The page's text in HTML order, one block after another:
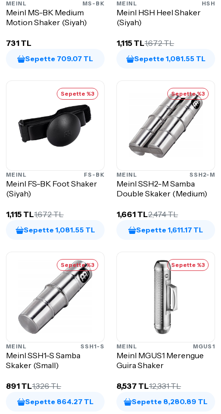
MEINL MS-BK
Meinl MS-BK Medium
Motion Shaker (Siyah)
731 TL
Sepette 709.07 TL
MEINL HSH
Meinl HSH Heel Shaker
(Siyah)
1,115 TL1,672 TL
Sepette 1,081.55 TL
Sepette %3
MEINL FS-BK
Meinl FS-BK Foot Shaker
(Siyah)
1,115 TL1,672 TL
Sepette 1,081.55 TL
Sepette %3
MEINL SSH2-M
Meinl SSH2-M Samba
Double Skaker (Medium)
1,661 TL2,474 TL
Sepette 1,611.17 TL
Sepette %3
MEINL SSH1-S
Meinl SSH1-S Samba
Skaker (Small)
891 TL1,326 TL
Sepette 864.27 TL
Sepette %3
MEINL MGUS1
Meinl MGUS1 Merengue
Guira Shaker
8,537 TL12,331 TL
Sepette 8,280.89 TL